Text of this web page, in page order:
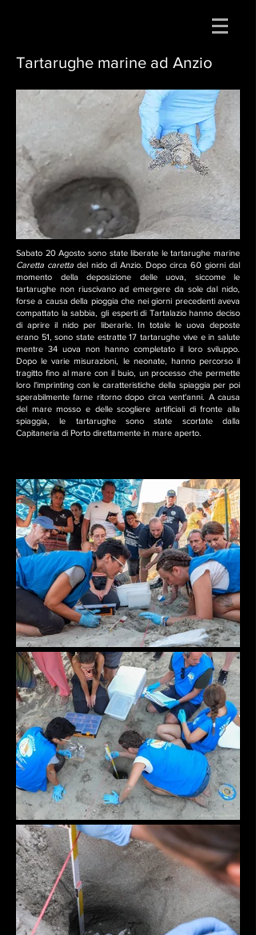
Tartarughe marine ad Anzio
Sabato 20 Agosto sono state liberate le tartarughe marine
Caretta carettadel nido di Anzio. Dopo circa 60 giorni dal
momento della deposizione delle uova, siccome le
tartarughe non riuscivano ad emergere da sole dal nido,
forse a causa della pioggia che nei giorni precedenti aveva
compattato la sabbia, gli esperti di Tartalazio hanno deciso
di aprire il nido per liberarle. In totale le uova deposte
erano 51, sono state estratte 17 tartarughe vive e in salute
mentre 34 uova non hanno completato il loro sviluppo.
Dopo le varie misurazioni, le neonate, hanno percorso il
tragitto fino al mare con il buio, un processo che permette
loro l'imprinting con le caratteristiche della spiaggia per poi
sperabilmente farne ritorno dopo circa vent'anni. A causa
del mare mosso e delle scogliere artificiali di fronte alla
spiaggia, le tartarughe sono state scortate dalla
Capitaneria di Porto direttamente in mare aperto.